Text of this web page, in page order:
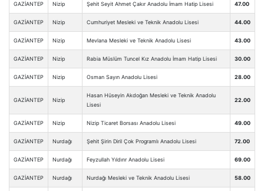
GAZİANTEP Nizip Şehit Seyit Ahmet Çakır Anadolu İmam Hatip Lisesi 47.00
GAZİANTEP Nizip Cumhuriyet Mesleki ve Teknik Anadolu Lisesi 44.00
GAZİANTEP Nizip Mevlana Mesleki ve Teknik Anadolu Lisesi 43.00
GAZİANTEP Nizip Rabia Müslüm Tuncel Kız Anadolu İmam Hatip Lisesi 30.00
GAZİANTEP Nizip Osman Sayın Anadolu Lisesi 28.00
GAZİANTEP Nizip
Hasan Hüseyin Akdoğan Mesleki ve Teknik Anadolu
Lisesi
22.00
GAZİANTEP Nizip Nizip Ticaret Borsası Anadolu Lisesi 49.00
GAZİANTEP Nurdağı Şehit Şirin Diril Çok Programlı Anadolu Lisesi 72.00
GAZİANTEP Nurdağı Feyzullah Yıldırır Anadolu Lisesi 69.00
GAZİANTEP Nurdağı Nurdağı Mesleki ve Teknik Anadolu Lisesi 58.00